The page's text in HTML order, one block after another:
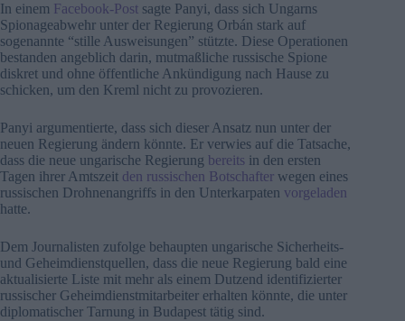
In einem Facebook-Post sagte Panyi, dass sich Ungarns
Spionageabwehr unter der Regierung Orbán stark auf
sogenannte “stille Ausweisungen” stützte. Diese Operationen
bestanden angeblich darin, mutmaßliche russische Spione
diskret und ohne öffentliche Ankündigung nach Hause zu
schicken, um den Kreml nicht zu provozieren.
Panyi argumentierte, dass sich dieser Ansatz nun unter der
neuen Regierung ändern könnte. Er verwies auf die Tatsache,
dass die neue ungarische Regierung bereits in den ersten
Tagen ihrer Amtszeit den russischen Botschafter wegen eines
russischen Drohnenangriffs in den Unterkarpaten vorgeladen
hatte.
Dem Journalisten zufolge behaupten ungarische Sicherheits-
und Geheimdienstquellen, dass die neue Regierung bald eine
aktualisierte Liste mit mehr als einem Dutzend identifizierter
russischer Geheimdienstmitarbeiter erhalten könnte, die unter
diplomatischer Tarnung in Budapest tätig sind.